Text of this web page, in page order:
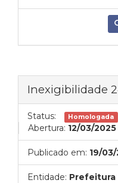
Inexigibilidade
Status: Homologada
Abertura: 12/03/
Publicado em: 19/
Entidade: Prefeitura